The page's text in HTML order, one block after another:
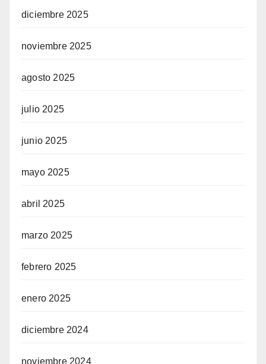
diciembre 2025
noviembre 2025
agosto 2025
julio 2025
junio 2025
mayo 2025
abril 2025
marzo 2025
febrero 2025
enero 2025
diciembre 2024
noviembre 2024